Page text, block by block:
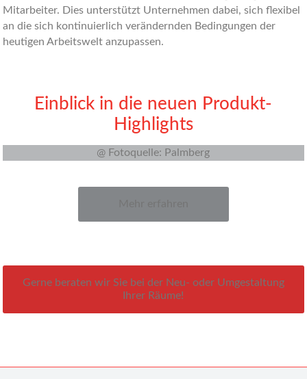
Mitarbeiter. Dies unterstützt Unternehmen dabei, sich flexibel
an die sich kontinuierlich verändernden Bedingungen der
heutigen Arbeitswelt anzupassen.
Einblick in die neuen Produkt-
Highlights
@ Fotoquelle: Palmberg
Gerne beraten wir Sie bei der Neu- oder Umgestaltung
Ihrer Räume!